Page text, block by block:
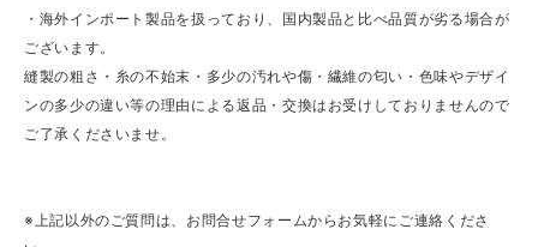
・海外インポート製品を扱っており、国内製品と比べ品質が劣る場合が
ございます。
縫製の粗さ・糸の不始末・多少の汚れや傷・繊維の匂い・色味やデザイ
ンの多少の違い等の理由による返品・交換はお受けしておりませんので
ご了承くださいませ。
※上記以外のご質問は、お問合せフォームからお気軽にご連絡くださ